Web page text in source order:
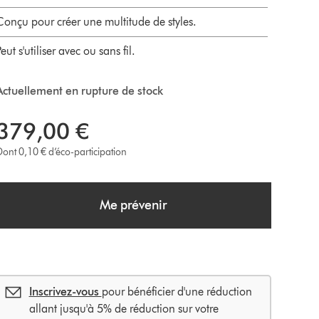
pour créer une multitude de styles.
s'utiliser avec ou sans fil.
en rupture de stock
€
0,10 € d’éco-participation
Me prévenir
Inscrivez-vous pour bénéficier d'une réduction
allant jusqu'à 5% de réduction sur votre